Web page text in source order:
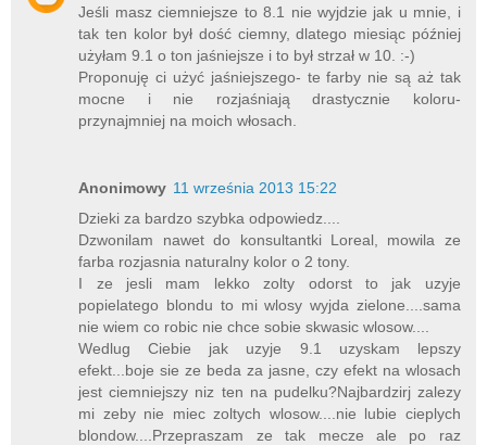
Jeśli masz ciemniejsze to 8.1 nie wyjdzie jak u mnie, i
tak ten kolor był dość ciemny, dlatego miesiąc później
użyłam 9.1 o ton jaśniejsze i to był strzał w 10. :-)
Proponuję ci użyć jaśniejszego- te farby nie są aż tak
mocne i nie rozjaśniają drastycznie koloru-
przynajmniej na moich włosach.
Anonimowy 11 września 2013 15:22
Dzieki za bardzo szybka odpowiedz....
Dzwonilam nawet do konsultantki Loreal, mowila ze
farba rozjasnia naturalny kolor o 2 tony.
I ze jesli mam lekko zolty odorst to jak uzyje
popielatego blondu to mi wlosy wyjda zielone....sama
nie wiem co robic nie chce sobie skwasic wlosow....
Wedlug Ciebie jak uzyje 9.1 uzyskam lepszy
efekt...boje sie ze beda za jasne, czy efekt na wlosach
jest ciemniejszy niz ten na pudelku?Najbardzirj zalezy
mi zeby nie miec zoltych wlosow....nie lubie cieplych
blondow....Przepraszam ze tak mecze ale po raz